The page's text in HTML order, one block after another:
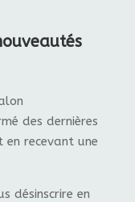
des dernières
recevant une
désinscrire en